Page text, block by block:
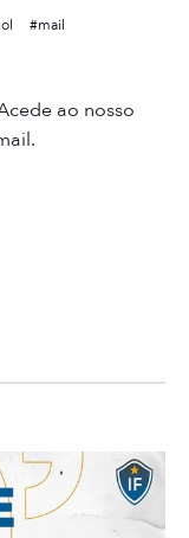
mail
ao nosso